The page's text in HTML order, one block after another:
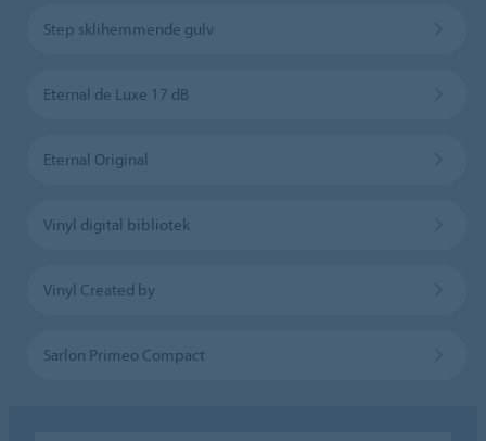
Step sklihemmende gulv
Eternal de Luxe 17 dB
Eternal Original
Vinyl digital bibliotek
Vinyl Created by
Sarlon Primeo Compact